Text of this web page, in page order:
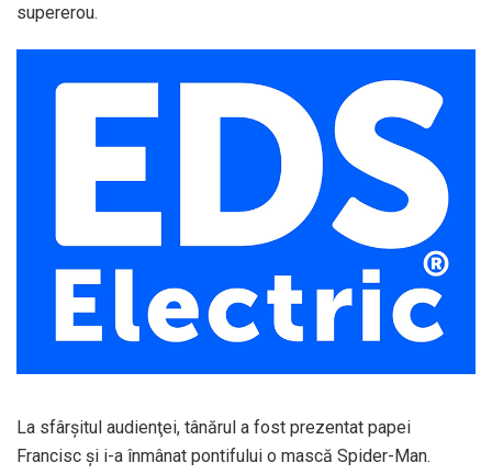
supererou.
La sfârşitul audienţei, tânărul a fost prezentat papei
Francisc şi i-a înmânat pontifului o mască Spider-Man.